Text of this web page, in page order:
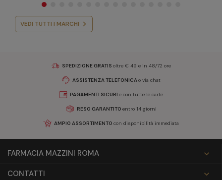
VEDI TUTTI I MARCHI
SPEDIZIONE GRATIS oltre € 49 e in 48/72 ore
ASSISTENZA TELEFONICAo via chat
PAGAMENTI SICURI e con tutte le carte
RESO GARANTITO entro 14 giorni
AMPIO ASSORTIMENTO con disponibilità immediata
FARMACIA MAZZINI ROMA

CONTATTI
